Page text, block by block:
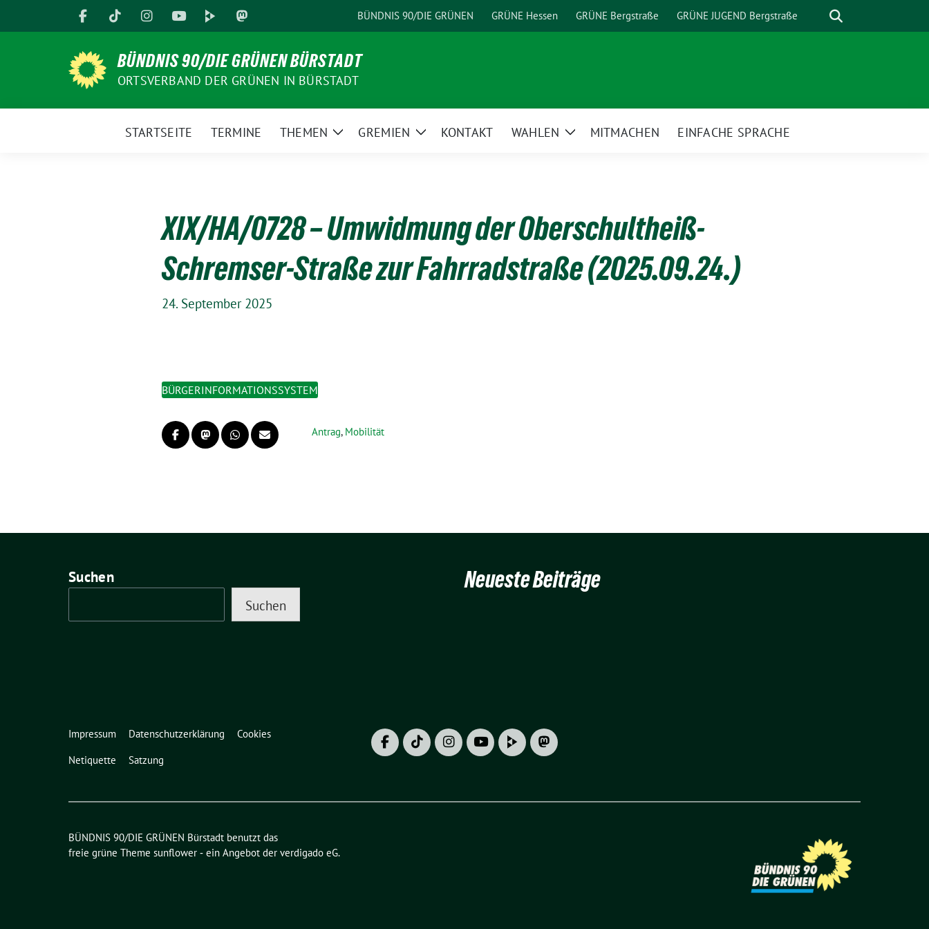
zum
BÜNDNIS 90/DIE GRÜNEN GRÜNE Hessen GRÜNE Bergstraße GRÜNE JUGEND Bergstraße Suche
BÜNDNIS 90/DIE GRÜNEN BÜRSTADT
ORTSVERBAND DER GRÜNEN IN BÜRSTADT
STARTSEITE TERMINE THEMEN
ZeigeGREMIEN
ZeigeKONTAKT WAHLEN
ZeigeMITMACHEN EINFACHE SPRACHE
XIX/HA/0728 – Umwidmung der Oberschultheiß-
Schremser-Straße zur Fahrradstraße (2025.09.24.)
24. September 2025
BÜRGERINFORMATIONSSYSTEM
Antrag, Mobilität
Suchen
Suchen
Neueste Beiträge
Impressum Datenschutzerklärung
Cookies
Netiquette
Satzung
BÜNDNIS 90/DIE GRÜNEN Bürstadt benutzt das
freie grüne Theme sunflower ‐ ein Angebot der verdigado eG.